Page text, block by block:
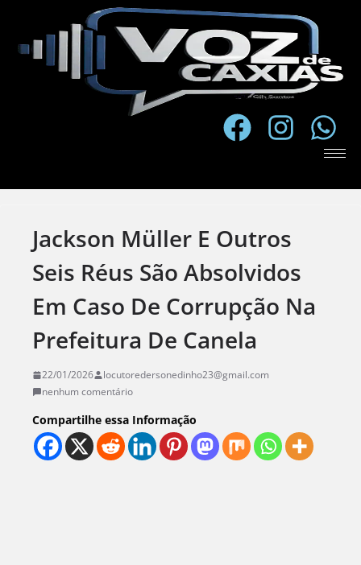
Jackson Müller E Outros
Seis Réus São Absolvidos
Em Caso De Corrupção Na
Prefeitura De Canela
22/01/2026
locutoredersonedinho23@gmail.com
nenhum comentário
Compartilhe essa Informação